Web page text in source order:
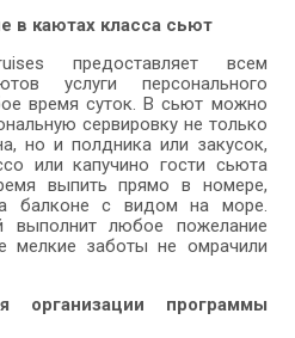
в каютах класса сьют
предоставляет всем
услуги персонального
время суток. В сьют можно
сервировку не только
но и полдника или закусок,
или капучино гости сьюта
выпить прямо в номере,
балконе с видом на море.
выполнит любое пожелание
мелкие заботы не омрачили
организации программы